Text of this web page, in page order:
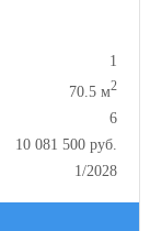
1
70.5 м2
6
10 081 500 руб.
1/2028